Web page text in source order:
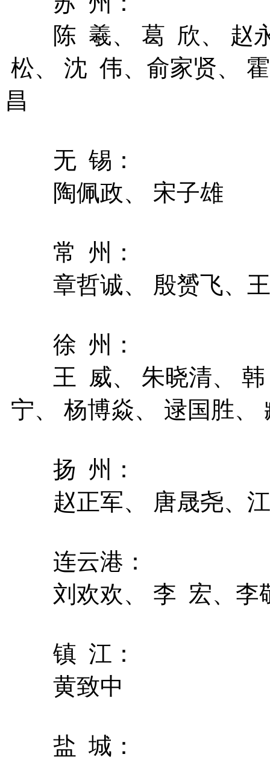
陈 羲、 葛 欣、 赵
松、 沈 伟、俞家贤、
昌
无 锡：
陶佩政、 宋子雄
常 州：
章哲诚、 殷赟飞、
徐 州：
王 威、 朱晓清、
宁、 杨博焱、 逯国胜
扬 州：
赵正军、 唐晟尧、
连云港：
刘欢欢、 李 宏、李
镇 江：
黄致中
盐 城：